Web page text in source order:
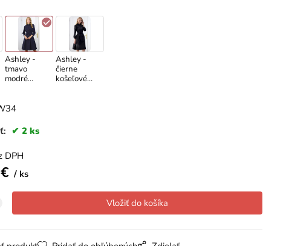
Ashley -
tmavo
modré
Ashley -
čierne
košeľové
2 ks
DPH
ks